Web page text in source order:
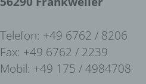
Telefon: +49 6762 / 8206
Fax: +49 6762 / 2239
Mobil: +49 175 / 4984708
a)
alle